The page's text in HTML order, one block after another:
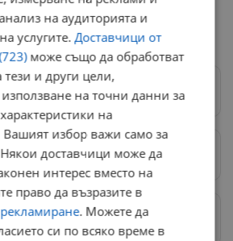
повечето папи са европейци,
– от общо 266 папи досега, 217
в Google News→
източници→
снимки и информация на
на аудиторията и
услугите.Доставчици от
може също да обработват
и други цели,
на точни данни за
на
Вашият избор важи само за
Някои доставчици може да
интерес вместо на
право да възразите в
. Можете да
си по всяко време в